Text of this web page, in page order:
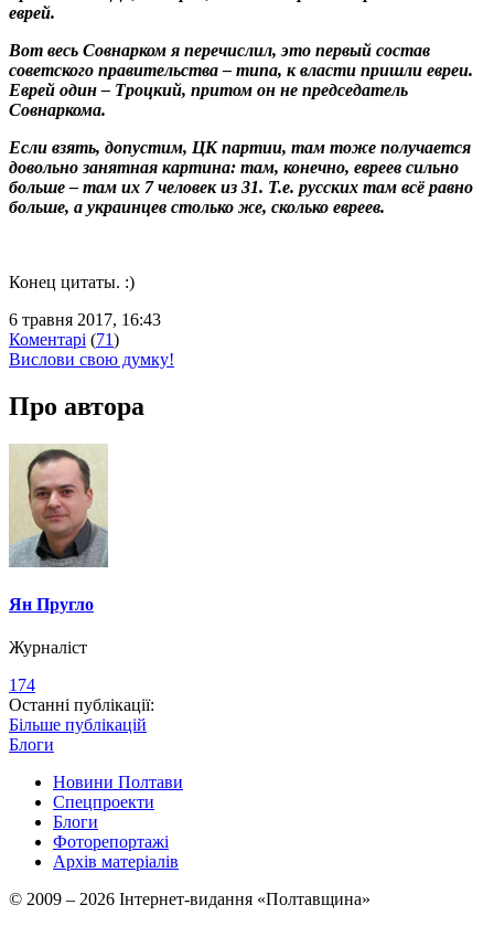
еврей.
Вот весь Совнарком я перечислил, это первый состав
советского правительства – типа, к власти пришли евреи.
Еврей один – Троцкий, притом он не председатель
Совнаркома.
Если взять, допустим, ЦК партии, там тоже получается
довольно занятная картина: там, конечно, евреев сильно
больше – там их 7 человек из 31. Т.е. русских там всё равно
больше, а украинцев столько же, сколько евреев.
Конец цитаты. :)
6 травня 2017, 16:43
Коментарі (71)
Вислови свою думку!
Про автора
Ян Пругло
Журналіст
174
Останні публікації:
Більше публікацій
Блоги
Новини Полтави
Спецпроекти
Блоги
Фоторепортажі
Архів матеріалів
© 2009 – 2026 Інтернет-видання «Полтавщина»